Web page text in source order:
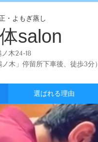
・よもぎ蒸し
salon
木24-18
木」停留所下車後、徒歩3分）
選ばれる理由